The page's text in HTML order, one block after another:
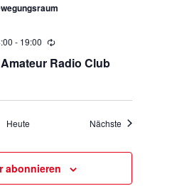
Radio Club
- 19:00 Wiederholung
Heute Nächste
abonnieren